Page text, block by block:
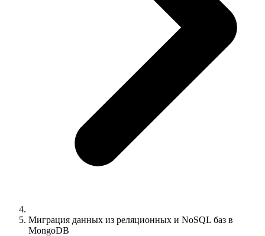
Миграция данных из реляционных и NoSQL баз в
MongoDB